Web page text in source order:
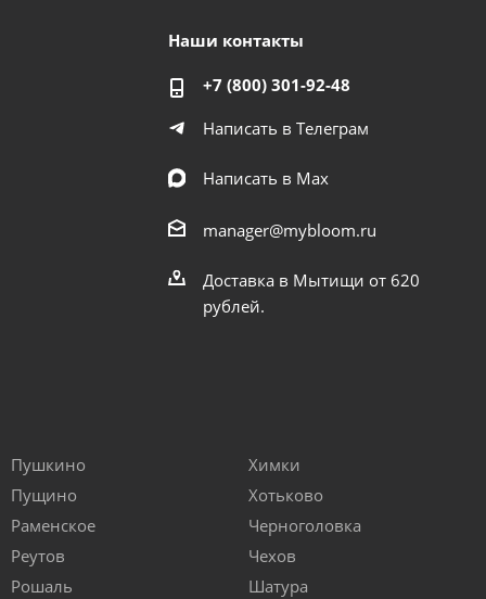
Наши контакты
+7 (800) 301-92-48
Написать в Телеграм
Написать в Мах
manager@mybloom.ru
Доставка в Мытищи от 620
рублей.
Пушкино
Пущино
Раменское
Реутов
Рошаль
Химки
Хотьково
Черноголовка
Чехов
Шатура